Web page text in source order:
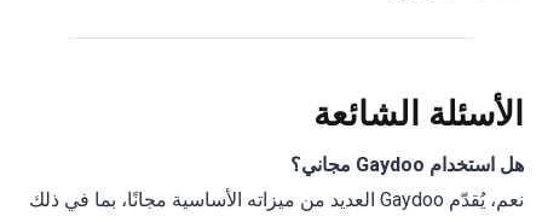
الأسئلة الشائعة
هل استخدام Gaydoo مجاني؟
نعم، يُقدّم Gaydoo العديد من ميزاته الأساسية مجانًا، بما في ذلك